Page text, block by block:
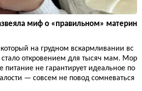
миф о «правильном» материн
на грудном вскармливании вс
стало откровением для тысяч мам. Мор
питание не гарантирует идеальное по
— совсем не повод сомневаться